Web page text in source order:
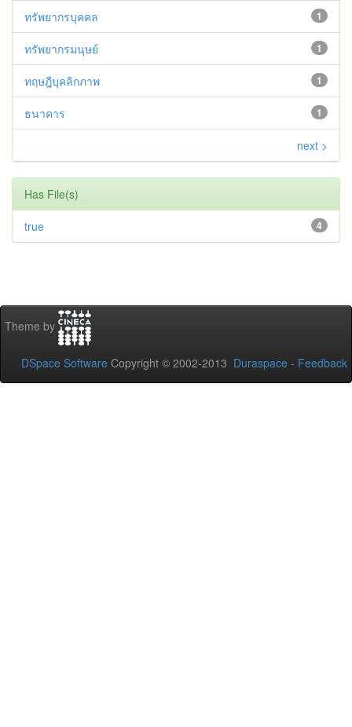
1
ทรัพยากรบุคคล
1
ทรัพยากรมนุษย์
1
ทฤษฎีบุคลิกภาพ
1
ธนาคาร
next >
Has File(s)
4
true
Theme by
DSpace Software Copyright © 2002-2013 Duraspace - Feedback